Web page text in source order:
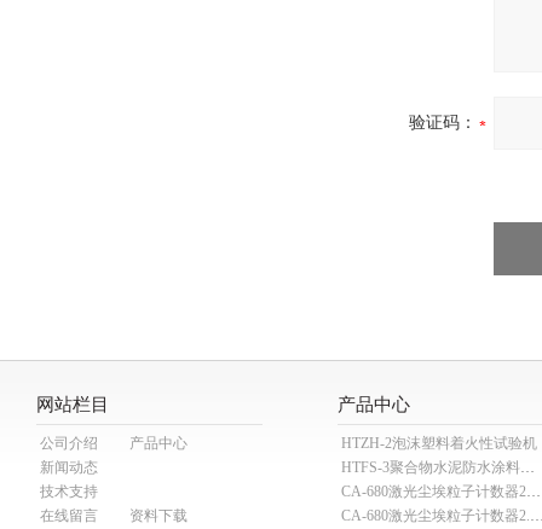
验证码：
网站栏目
公司介绍
产品中心
新闻动态
技术支持
在线留言
资料下载
产品中心
HTZH-2泡沫塑料着火性试验机
HTFS-3聚合物水泥防水涂料分散机
CA-680激光尘埃粒子计数器28.3L
CA-680激光尘埃粒子